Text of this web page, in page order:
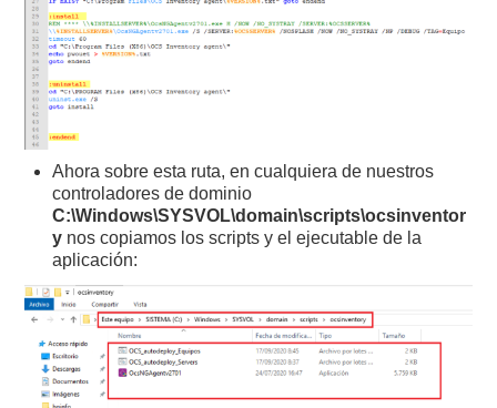
Ahora sobre esta ruta, en cualquiera de nuestros
controladores de dominio
C:\Windows\SYSVOL\domain\scripts\ocsinventor
y nos copiamos los scripts y el ejecutable de la
aplicación: